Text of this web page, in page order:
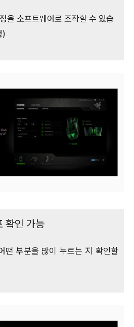
을 소프트웨어로 조작할 수 있습
)
확인 가능
떤 부분을 많이 누르는 지 확인할